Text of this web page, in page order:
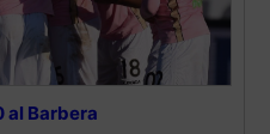
al Barbera